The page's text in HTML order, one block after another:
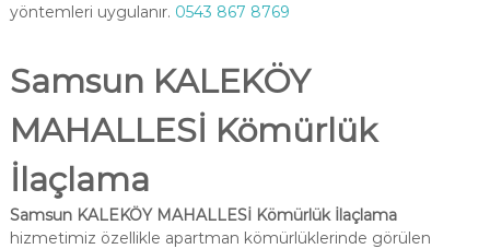
yöntemleri uygulanır. 0543 867 8769
Samsun KALEKÖY
MAHALLESİ Kömürlük
İlaçlama
Samsun KALEKÖY MAHALLESİ Kömürlük İlaçlama
hizmetimiz özellikle apartman kömürlüklerinde görülen